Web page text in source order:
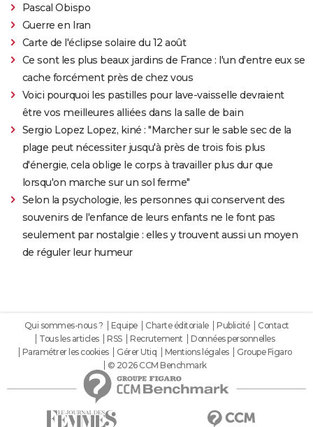
Pascal Obispo
Guerre en Iran
Carte de l'éclipse solaire du 12 août
Ce sont les plus beaux jardins de France : l'un d'entre eux se
cache forcément près de chez vous
Voici pourquoi les pastilles pour lave-vaisselle devraient
être vos meilleures alliées dans la salle de bain
Sergio Lopez Lopez, kiné : "Marcher sur le sable sec de la
plage peut nécessiter jusqu'à près de trois fois plus
d'énergie, cela oblige le corps à travailler plus dur que
lorsqu'on marche sur un sol ferme"
Selon la psychologie, les personnes qui conservent des
souvenirs de l'enfance de leurs enfants ne le font pas
seulement par nostalgie : elles y trouvent aussi un moyen
de réguler leur humeur
Qui sommes-nous ? Equipe Charte éditoriale Publicité
Contact
Tous les articles
RSS Recrutement
Données personnelles
Paramétrer les cookies
Gérer Utiq Mentions légales
Groupe Figaro
© 2026 CCM Benchmark